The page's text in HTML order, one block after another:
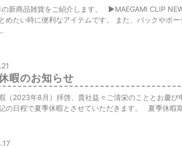
新商品雑貨をご紹介します。 ▶︎MAEGAMI CLIP
めたい時に便利なアイテムです。 また、バックやポ
暇のお知らせ
（2023年8月）拝啓、貴社益々ご清栄のこととお慶
の日程で夏季休暇とさせていただきます。 夏季休